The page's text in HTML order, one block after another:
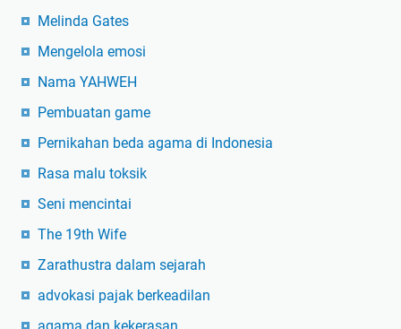
Melinda Gates
Mengelola emosi
Nama YAHWEH
Pembuatan game
Pernikahan beda agama di Indonesia
Rasa malu toksik
Seni mencintai
The 19th Wife
Zarathustra dalam sejarah
advokasi pajak berkeadilan